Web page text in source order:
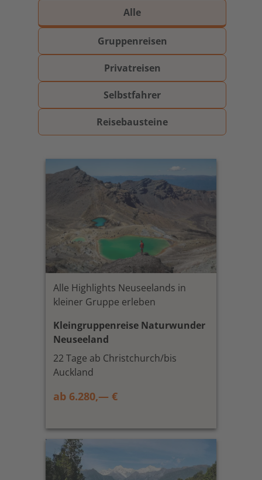
Alle
Gruppenreisen
Privatreisen
Selbstfahrer
Reisebausteine
Alle Highlights Neuseelands in
kleiner Gruppe erleben
Kleingruppenreise Naturwunder
Neuseeland
22 Tage ab Christchurch/bis
Auckland
ab 6.280,— €